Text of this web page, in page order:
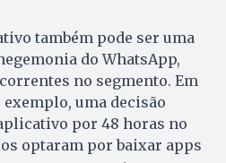
também pode ser uma
do WhatsApp,
no segmento. Em
exemplo, uma decisão
por 48 horas no
optaram por baixar apps